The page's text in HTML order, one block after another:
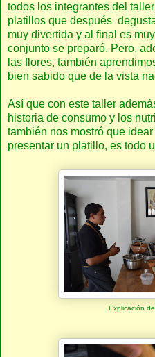
todos los integrantes del
platillos que después
muy divertida y al final es
conjunto se preparó. Pero,
las flores, también
bien sabido que de la vista
Así que con este taller
historia de consumo y los
también nos mostró que
presentar un platillo, es todo
Explicación